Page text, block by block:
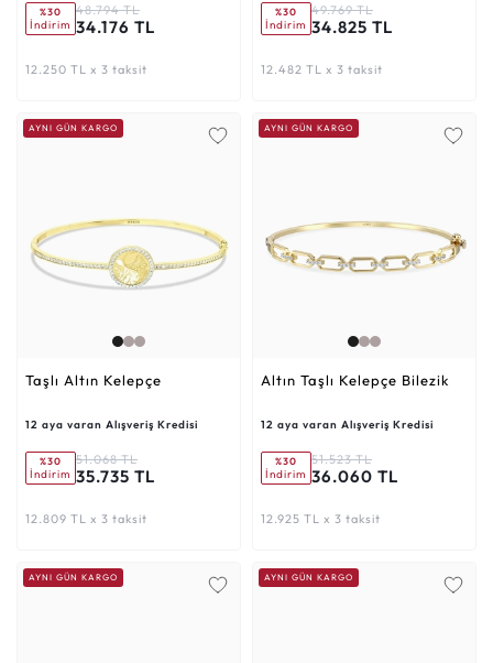
%30
İndirim
48.794 TL
34.176 TL
12.250 TL x 3 taksit
%30
İndirim
49.769 TL
34.825 TL
12.482 TL x 3 taksit
AYNI GÜN KARGO
Taşlı Altın Kelepçe
12 aya varan Alışveriş Kredisi
%30
İndirim
51.068 TL
35.735 TL
12.809 TL x 3 taksit
AYNI GÜN KARGO
Altın Taşlı Kelepçe Bilezik
12 aya varan Alışveriş Kredisi
%30
İndirim
51.523 TL
36.060 TL
12.925 TL x 3 taksit
AYNI GÜN KARGO AYNI GÜN KARGO